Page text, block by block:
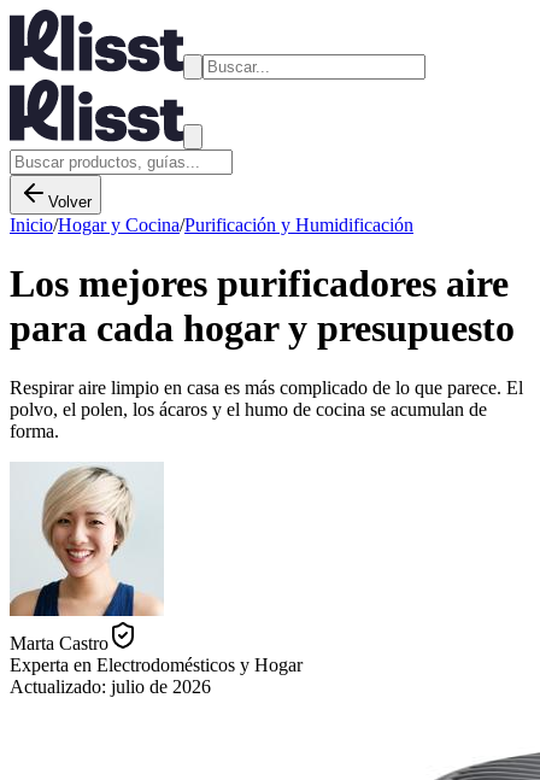
Volver
Inicio/Hogar y Cocina/Purificación y Humidificación
Los mejores purificadores aire
para cada hogar y presupuesto
Respirar aire limpio en casa es más complicado de lo que parece. El
polvo, el polen, los ácaros y el humo de cocina se acumulan de
forma.
Marta Castro
Experta en Electrodomésticos y Hogar
Actualizado: julio de 2026